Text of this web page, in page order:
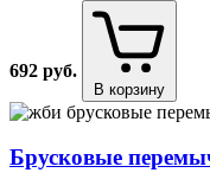
692 руб.
В корзину
Брусковые